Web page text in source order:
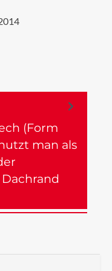
(Form
man als